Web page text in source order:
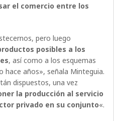
el comercio entre los
pero luego
posibles a los
, así como a los esquemas
hace años», señala Minteguia.
dispuestos, una vez
la producción al servicio
privado en su conjunto«.